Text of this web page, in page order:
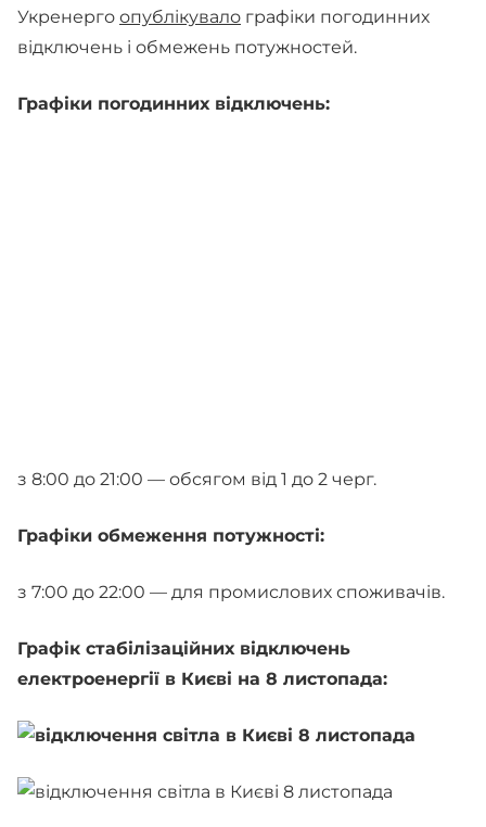
Укренерго опублікувало графіки погодинних
відключень і обмежень потужностей.
Графіки погодинних відключень:
з 8:00 до 21:00 — обсягом від 1 до 2 черг.
Графіки обмеження потужності:
з 7:00 до 22:00 — для промислових споживачів.
Графік стабілізаційних відключень
електроенергії в Києві на 8 листопада: